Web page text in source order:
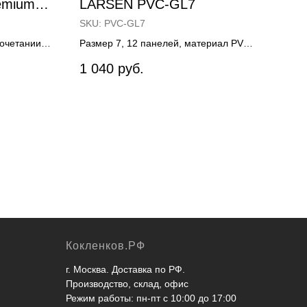
с
и
LARSEN PVC-GL7
SKU: PVC-GL7
Размер 7, 12 панелей, материал PVC,
1 040 руб.
Кокленков.РФ
г. Москва. Доставка по РФ.
Производство, склад, офис
Режим работы: пн-пт с 10:00 до 17:00